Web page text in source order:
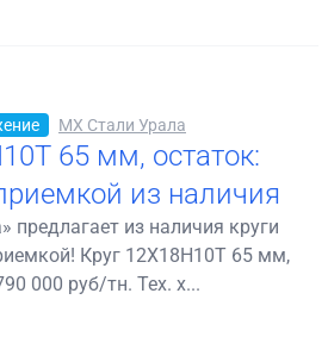
МХ Стали Урала
65 мм, остаток:
из наличия
из наличия круги
Круг 12Х18Н10Т 65 мм,
000 руб/тн. Тех. х...